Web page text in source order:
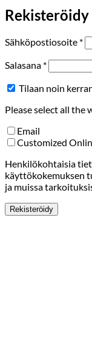
Rekisteröidy
Sähköpostiosoite *
Salasana *Vaaditaan
Tilaan noin
Please select all the
Email
Customized
Henkilökohtaisia
käyttökokemuksen
ja muissa
Rekisteröidy